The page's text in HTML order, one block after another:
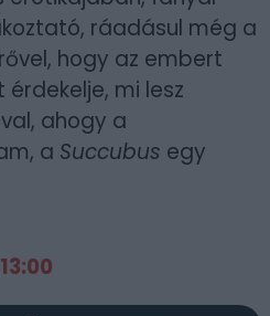
ráadásul még a
hogy az embert
mi lesz
ahogy a
a Succubus egy